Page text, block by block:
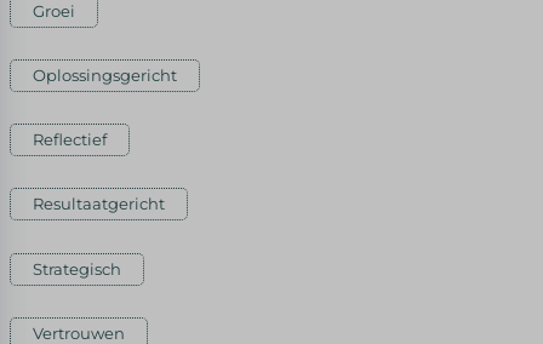
Groei
Oplossingsgericht
Reflectief
Resultaatgericht
Strategisch
Vertrouwen